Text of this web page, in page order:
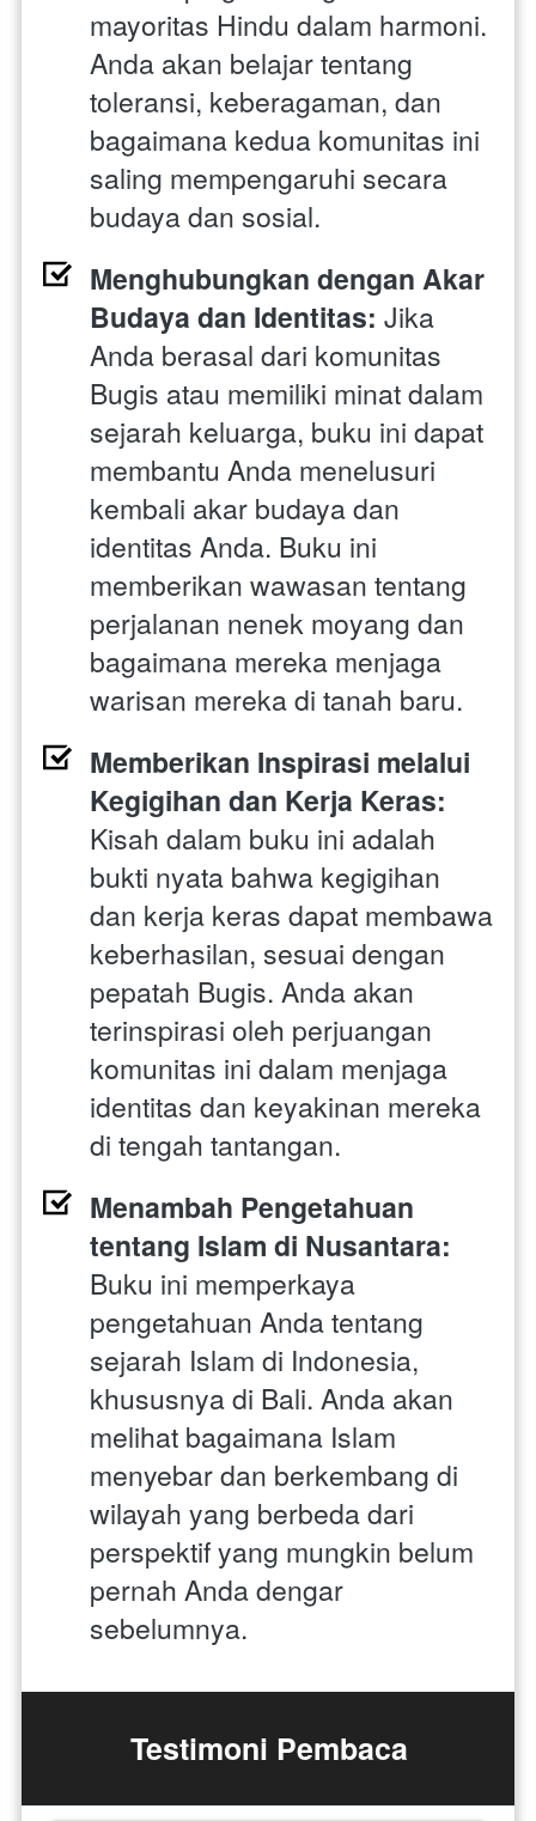
mayoritas Hindu dalam harmoni.
Anda akan belajar tentang
toleransi, keberagaman, dan
bagaimana kedua komunitas ini
saling mempengaruhi secara
budaya dan sosial.
Menghubungkan dengan Akar
Budaya dan Identitas: Jika
Anda berasal dari komunitas
Bugis atau memiliki minat dalam
sejarah keluarga, buku ini dapat
membantu Anda menelusuri
kembali akar budaya dan
identitas Anda. Buku ini
memberikan wawasan tentang
perjalanan nenek moyang dan
bagaimana mereka menjaga
warisan mereka di tanah baru.
Memberikan Inspirasi melalui
Kisah dalam buku ini adalah
bukti nyata bahwa kegigihan
dan kerja keras dapat membawa
keberhasilan, sesuai dengan
pepatah Bugis. Anda akan
terinspirasi oleh perjuangan
komunitas ini dalam menjaga
identitas dan keyakinan mereka
di tengah tantangan.
Menambah Pengetahuan
Buku ini memperkaya
pengetahuan Anda tentang
sejarah Islam di Indonesia,
khususnya di Bali. Anda akan
melihat bagaimana Islam
menyebar dan berkembang di
wilayah yang berbeda dari
perspektif yang mungkin belum
pernah Anda dengar
sebelumnya.
Testimoni Pembaca